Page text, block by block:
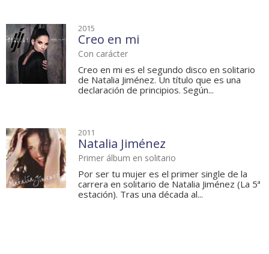
2015
Creo en mi
Con carácter
Creo en mi es el segundo disco en solitario
de Natalia Jiménez. Un título que es una
declaración de principios. Según...
2011
Natalia Jiménez
Primer álbum en solitario
Por ser tu mujer es el primer single de la
carrera en solitario de Natalia Jiménez (La 5ª
estación). Tras una década al...